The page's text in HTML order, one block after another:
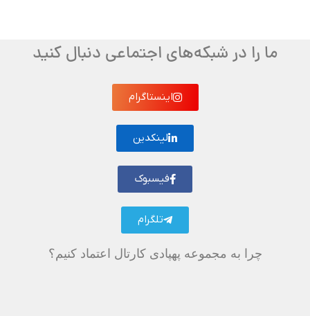
ما را در شبکه‌های اجتماعی دنبال کنید
اینستاگرام
لینکدین
فیسبوک
تلگرام
چرا به مجموعه پهپادی کارتال اعتماد کنیم؟